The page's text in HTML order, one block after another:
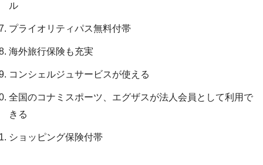
ル
プライオリティパス無料付帯
海外旅行保険も充実
コンシェルジュサービスが使える
全国のコナミスポーツ、エグザスが法人会員として利用で
きる
ショッピング保険付帯